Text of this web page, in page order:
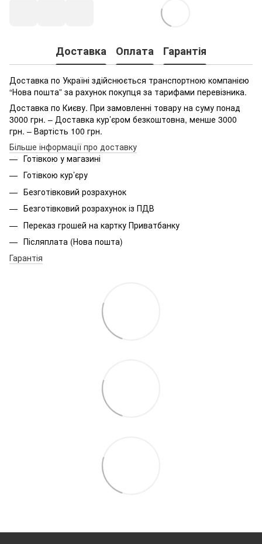
Доставка Оплата Гарантія
Доставка по Україні здійснюється транспортною компанією
“Нова пошта” за рахунок покупця за тарифами перевізника.
Доставка по Києву. При замовленні товару на суму понад
3000 грн. – Доставка кур’єром безкоштовна, менше 3000
грн. – Вартість 100 грн.
Більше інформації про доставку
Готівкою у магазині
Готівкою кур’єру
Безготівковий розрахунок
Безготівковий розрахунок із ПДВ
Переказ грошей на картку Приватбанку
Післяплата (Нова пошта)
Гарантія